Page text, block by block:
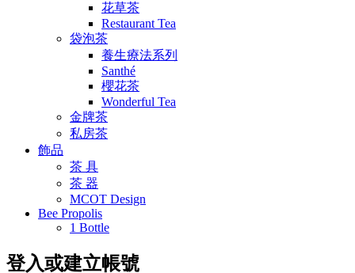
花草茶
Restaurant Tea
袋泡茶
養生療法系列
Santhé
櫻花茶
Wonderful Tea
金牌茶
私房茶
飾品
茶 具
茶 器
MCOT Design
Bee Propolis
1 Bottle
登入或建立帳號